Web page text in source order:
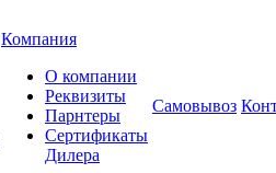
Компания
О компании
Реквизиты
Парнтеры
Сертификаты
Дилера
Самовывоз